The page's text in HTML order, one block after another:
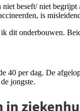
beseft/ niet
is
dit onderbouwen.
40 per dag. De
jongste.